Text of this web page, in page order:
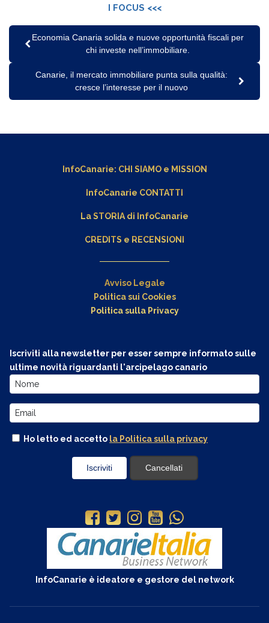
I FOCUS <<<
Economia Canaria solida e nuove opportunità fiscali per
chi investe nell’immobiliare.
Canarie, il mercato immobiliare punta sulla qualità:
cresce l’interesse per il nuovo
InfoCanarie: CHI SIAMOe MISSION
InfoCanarie CONTATTI
La STORIA di InfoCanarie
CREDITS e RECENSIONI
Avviso Legale
Politica sui Cookies
Politica sulla Privacy
Iscriviti alla newsletter per esser sempre informato sulle
ultime novità riguardanti l'arcipelago canario
Ho letto ed accetto la Politica sulla privacy
InfoCanarie è ideatore e gestore del network